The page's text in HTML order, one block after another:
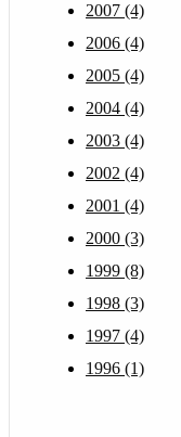
2007 (4)
2006 (4)
2005 (4)
2004 (4)
2003 (4)
2002 (4)
2001 (4)
2000 (3)
1999 (8)
1998 (3)
1997 (4)
1996 (1)